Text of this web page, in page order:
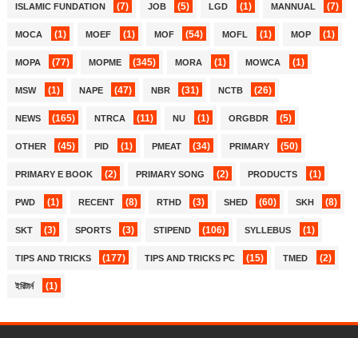
ISLAMIC FUNDATION (7) JOB (5) LGD (1) MANNUAL (7)
MOCA (1) MOEF (1) MOF (54) MOFL (1) MOP (1)
MOPA (77) MOPME (345) MORA (1) MOWCA (1)
MSW (1) NAPE (47) NBR (31) NCTB (26)
NEWS (165) NTRCA (11) NU (1) ORGBDR (5)
OTHER (45) PID (1) PMEAT (34) PRIMARY (50)
PRIMARY E BOOK (2) PRIMARY SONG (2) PRODUCTS (1)
PWD (1) RECENT (8) RTHD (3) SHED (60) SKH (8)
SKT (3) SPORTS (3) STIPEND (106) SYLLEBUS (1)
TIPS AND TRICKS (177) TIPS AND TRICKS PC (15) TMED (2)
ইরিটার্ন (1)